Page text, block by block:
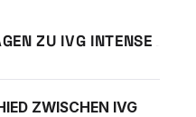
ZU IVG INTENSE
ZWISCHEN IVG